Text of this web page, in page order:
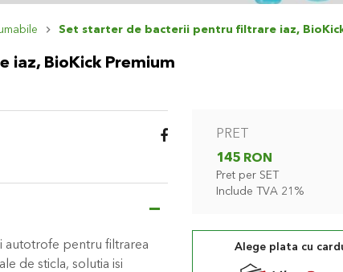
Set starter de bacterii pentru filtrare iaz,
BioKick Premium
PRET
145 RON
Pret per SET
Include TVA 21%
Alege plata cu
autotrofe pentru filtrarea
de sticla, solutia isi